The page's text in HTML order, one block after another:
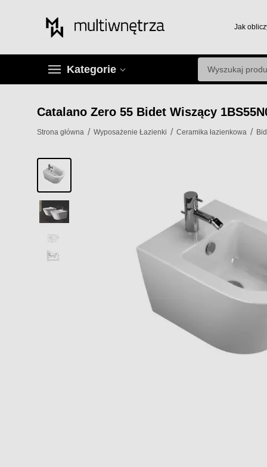
Jak
Kategorie
Catalano Zero 55 Bidet Wiszący
Strona główna / Wyposażenie Łazienki / Ceramika łazienkowa /